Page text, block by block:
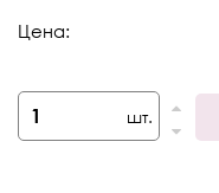
Отверстие под
смеситель
Цена:
шт.